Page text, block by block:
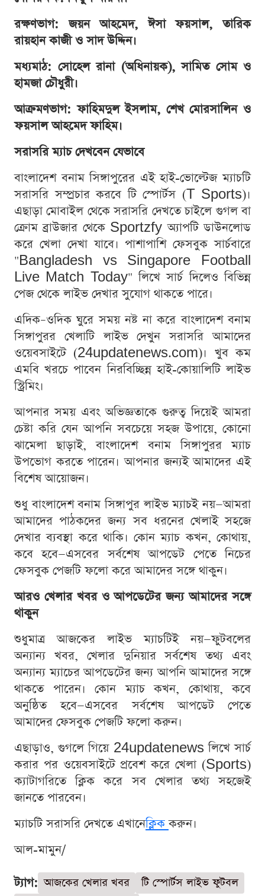
রক্ষণভাগ: জয়ন আহমেদ, ঈসা ফয়সাল, তারিক
রায়হান কাজী ও সাদ উদ্দিন।
মধ্যমাঠ: সোহেল রানা (অধিনায়ক), সামিত সোম ও
হামজা চৌধুরী।
আক্রমণভাগ: ফাহিমদুল ইসলাম, শেখ মোরসালিন ও
ফয়সাল আহমেদ ফাহিম।
সরাসরি ম্যাচ দেখবেন যেভাবে
বাংলাদেশ বনাম সিঙ্গাপুরের এই হাই-ভোল্টেজ ম্যাচটি
সরাসরি সম্প্রচার করবে টি স্পোর্টস (T Sports)।
এছাড়া মোবাইল থেকে সরাসরি দেখতে চাইলে গুগল বা
ক্রোম ব্রাউজার থেকে Sportzfy অ্যাপটি ডাউনলোড
করে খেলা দেখা যাবে। পাশাপাশি ফেসবুক সার্চবারে
"Bangladesh vs Singapore Football
Live Match Today" লিখে সার্চ দিলেও বিভিন্ন
পেজ থেকে লাইভ দেখার সুযোগ থাকতে পারে।
এদিক–ওদিক ঘুরে সময় নষ্ট না করে বাংলাদেশ বনাম
সিঙ্গাপুরর খেলাটি লাইভ দেখুন সরাসরি আমাদের
ওয়েবসাইটে (24updatenews.com)। খুব কম
এমবি খরচে পাবেন নিরবিচ্ছিন্ন হাই-কোয়ালিটি লাইভ
স্ট্রিমিং।
আপনার সময় এবং অভিজ্ঞতাকে গুরুত্ব দিয়েই আমরা
চেষ্টা করি যেন আপনি সবচেয়ে সহজ উপায়ে, কোনো
ঝামেলা ছাড়াই, বাংলাদেশ বনাম সিঙ্গাপুরর ম্যাচ
উপভোগ করতে পারেন। আপনার জন্যই আমাদের এই
বিশেষ আয়োজন।
শুধু বাংলাদেশ বনাম সিঙ্গাপুর লাইভ ম্যাচই নয়—আমরা
আমাদের পাঠকদের জন্য সব ধরনের খেলাই সহজে
দেখার ব্যবস্থা করে থাকি। কোন ম্যাচ কখন, কোথায়,
কবে হবে—এসবের সর্বশেষ আপডেট পেতে নিচের
ফেসবুক পেজটি ফলো করে আমাদের সঙ্গে থাকুন।
আরও খেলার খবর ও আপডেটের জন্য আমাদের সঙ্গে
থাকুন
শুধুমাত্র আজকের লাইভ ম্যাচটিই নয়—ফুটবলের
অন্যান্য খবর, খেলার দুনিয়ার সর্বশেষ তথ্য এবং
অন্যান্য ম্যাচের আপডেটের জন্য আপনি আমাদের সঙ্গে
থাকতে পারেন। কোন ম্যাচ কখন, কোথায়, কবে
অনুষ্ঠিত হবে—এসবের সর্বশেষ আপডেট পেতে
আমাদের ফেসবুক পেজটি ফলো করুন।
এছাড়াও, গুগলে গিয়ে 24updatenews লিখে সার্চ
করার পর ওয়েবসাইটে প্রবেশ করে খেলা (Sports)
ক্যাটাগরিতে ক্লিক করে সব খেলার তথ্য সহজেই
জানতে পারবেন।
ম্যাচটি সরাসরি দেখতে এখানেক্লিককরুন।
আল-মামুন/
ট্যাগ: আজকের খেলার খবর
টি স্পোর্টস লাইভ ফুটবল